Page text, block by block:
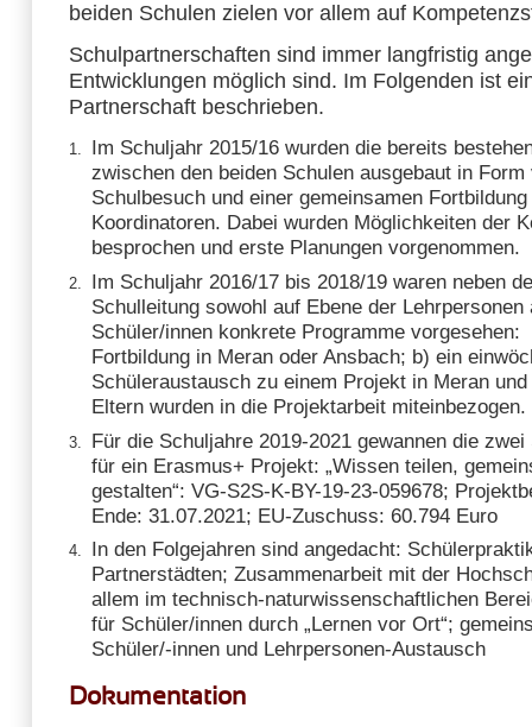
beiden Schulen zielen vor allem auf
Schulpartnerschaften sind immer langfristig
Entwicklungen möglich sind. Im Folgenden ist
Partnerschaft beschrieben.
Im Schuljahr 2015/16 wurden die bereits
zwischen den beiden Schulen ausgebaut in
Schulbesuch und einer gemeinsamen
Koordinatoren. Dabei wurden Möglichkeiten der
besprochen und erste Planungen vorgenommen.
Im Schuljahr 2016/17 bis 2018/19 waren neben
Schulleitung sowohl auf Ebene der Lehrpersonen
Schüler/innen konkrete Programme
Fortbildung in Meran oder Ansbach; b) ein
Schüleraustausch zu einem Projekt in Meran
Eltern wurden in die Projektarbeit miteinbezogen.
Für die Schuljahre 2019-2021 gewannen die
für ein Erasmus+ Projekt: „Wissen teilen,
gestalten“: VG-S2S-K-BY-19-23-059678;
Ende: 31.07.2021; EU-Zuschuss: 60.794 Euro
In den Folgejahren sind angedacht:
Partnerstädten; Zusammenarbeit mit der
allem im technisch-naturwissenschaftlichen
für Schüler/innen durch „Lernen vor Ort“;
Schüler/-innen und Lehrpersonen-Austausch
Dokumentation